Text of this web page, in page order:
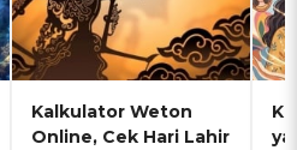
Kalkulator Weton
Online, Cek Hari Lahir